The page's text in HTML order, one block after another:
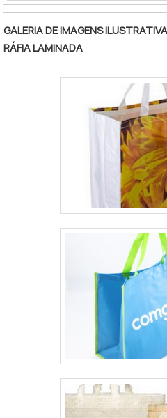
atuação.DETALHES SOBRE
TRANSPARENTEQuem
por sacaria de ráfia
Comércio de Sacaria. É
sacaria para entulho e
oferecendo o que há
tecnologia ao
sobre sacaria de ráfia
se ter a exatidão em orçar
que prezam por produtos
tenham ótima qualidade e
importantes que
planejamento de
apenas o lucro,
outros fatores.É
produto deve sempre ser
empresas
Esse tipo de cuidado
qualidade e durabilidade
de evitar prejuízos com
com suas funções
possível
GALERIA DE IMAGENS
RÁFIA LAMINADA